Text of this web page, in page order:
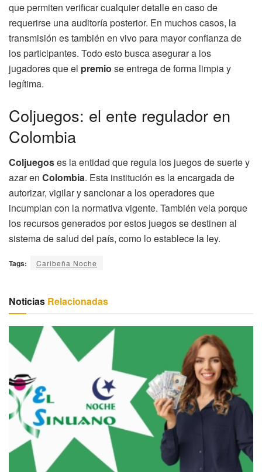
que permiten verificar cualquier detalle en caso de
requerirse una auditoría posterior. En muchos casos, la
transmisión es también en vivo para mayor confianza de
los participantes. Todo esto busca asegurar a los
jugadores que el premio se entrega de forma limpia y
legítima.
Coljuegos: el ente regulador en
Colombia
Coljuegoses la entidad que regula los juegos de suerte y
azar en Colombia. Esta institución es la encargada de
autorizar, vigilar y sancionar a los operadores que
incumplan con la normativa vigente. También vela porque
los recursos generados por estos juegos se destinen al
sistema de salud del país, como lo establece la ley.
Tags: Caribeña Noche
Noticias Relacionadas